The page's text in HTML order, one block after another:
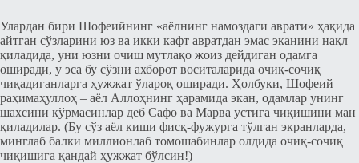
Улардан бири Шофеийнинг «аёлнинг намоздаги аврати» ҳақида
айтган сўзларини юз ва икки кафт авратдан эмас эканини нақл
қиладида, уни юзни очиш мутлақо жоиз дейдиган одамга
оширади, у эса бу сўзни ахборот воситаларида очиқ-сочиқ
чиқадиганларга ҳужжат ўлароқ оширади. Ҳолбуки, Шофеий ‒
раҳимаҳуллоҳ ‒ аёл Аллоҳнинг ҳарамида экан, одамлар унинг
шахсини кўрмасинлар деб Сафо ва Марва устига чиқишини ман
қиладилар. (Бу сўз аёл киши фисқ-фужурга тўлган экранларда,
минглаб балки миллионлаб томошабинлар олдида очиқ-сочиқ
чиқишига қандай ҳужжат бўлсин!)